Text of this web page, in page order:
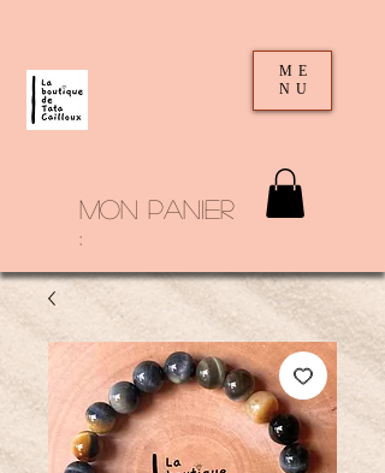
mon panier
:
ME
NU